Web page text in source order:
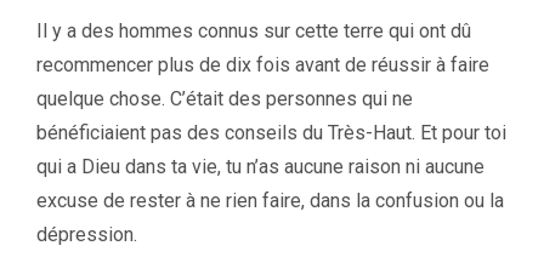
Il y a des hommes connus sur cette terre qui ont dû
recommencer plus de dix fois avant de réussir à faire
quelque chose. C’était des personnes qui ne
bénéficiaient pas des conseils du Très-Haut. Et pour toi
qui a Dieu dans ta vie, tu n’as aucune raison ni aucune
excuse de rester à ne rien faire, dans la confusion ou la
dépression.